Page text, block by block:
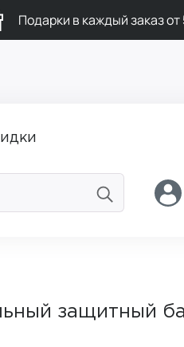
Подарки в каждый заказ
защитный